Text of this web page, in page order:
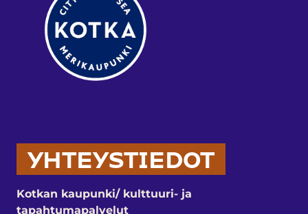
YHTEYSTIEDOT
Kotkan kaupunki/ kulttuuri- ja
tapahtumapalvelut